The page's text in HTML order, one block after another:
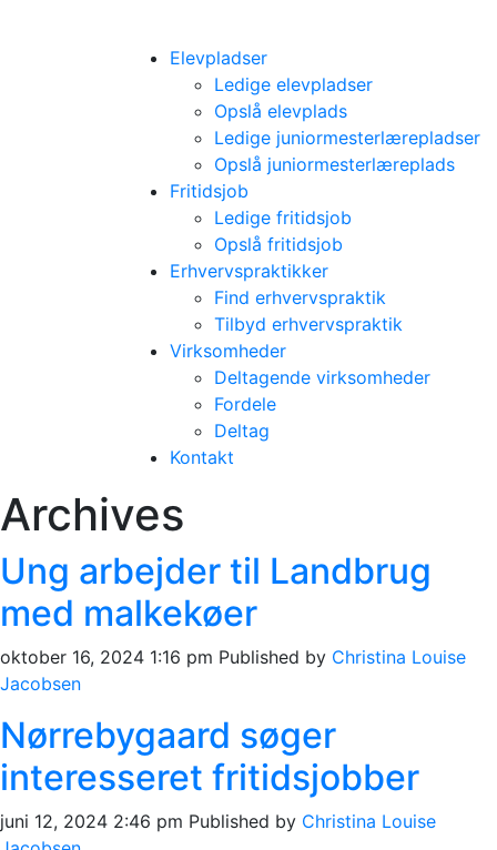
Elevpladser
Ledige elevpladser
Opslå elevplads
Ledige juniormesterlærepladser
Opslå juniormesterlæreplads
Fritidsjob
Ledige fritidsjob
Opslå fritidsjob
Erhvervspraktikker
Find erhvervspraktik
Tilbyd erhvervspraktik
Virksomheder
Deltagende virksomheder
Fordele
Deltag
Kontakt
Archives
Ung arbejder til Landbrug
med malkekøer
oktober 16, 2024 1:16 pm Published by Christina Louise
Jacobsen
Nørrebygaard søger
interesseret fritidsjobber
juni 12, 2024 2:46 pm Published by Christina Louise